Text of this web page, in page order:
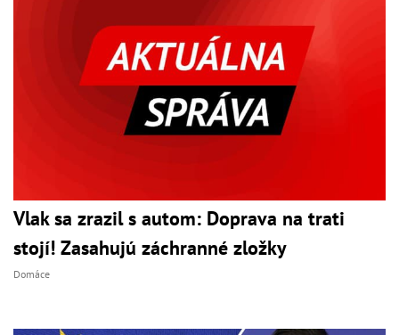
Vlak sa zrazil s autom: Doprava na trati
stojí! Zasahujú záchranné zložky
Domáce